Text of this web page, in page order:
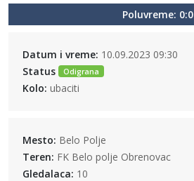
Poluvreme: 0:0
Datum i vreme: 10.09.2023 09:30
Status
Odigrana
Kolo: ubaciti
Mesto: Belo Polje
Teren: FK Belo polje Obrenovac
Gledalaca: 10